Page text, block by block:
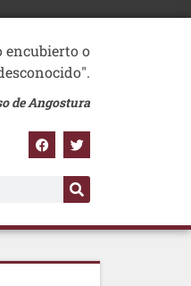
encubierto o
de Angostura